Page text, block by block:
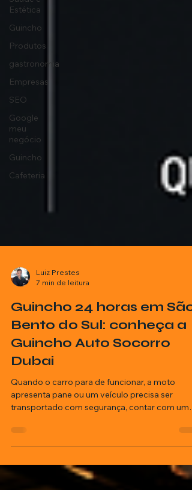
Estética
Guincho
Produtos
gastronomia
Empresas
SEO
Google
meu
negócio
Guincho
Cafeteria
7 min de leitura
Guincho 24 horas em São
Bento do Sul: conheça a
Guincho Auto Socorro
Dubai
Quando o carro para de funcionar, a moto
transportado com segurança, contar com um
guincho 24 horas em São Bento do Sul faz toda